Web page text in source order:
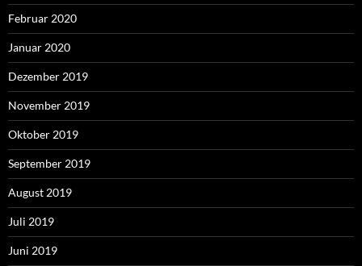
Februar 2020
Januar 2020
Dezember 2019
November 2019
Oktober 2019
September 2019
August 2019
Juli 2019
Juni 2019